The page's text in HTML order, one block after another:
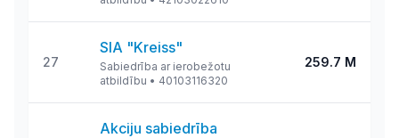
27
SIA "Kreiss"
Sabiedrība ar ierobežotu
atbildību • 40103116320
259.7 M
Akciju sabiedrība